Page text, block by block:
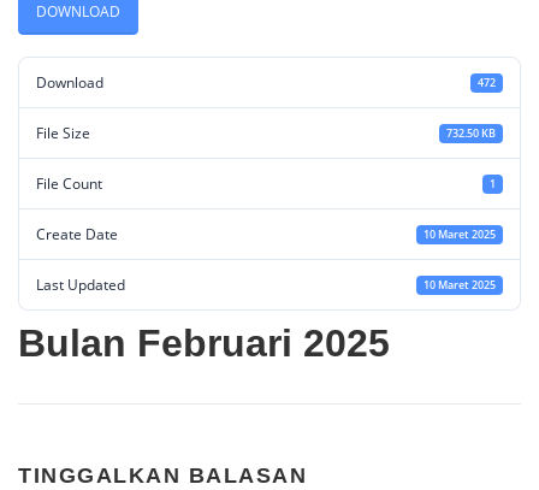
INFO KONTAK KAMI
DOWNLOAD
Download 472
File Size 732.50 KB
File Count 1
Create Date 10 Maret 2025
Last Updated 10 Maret 2025
Bulan Februari 2025
TINGGALKAN BALASAN